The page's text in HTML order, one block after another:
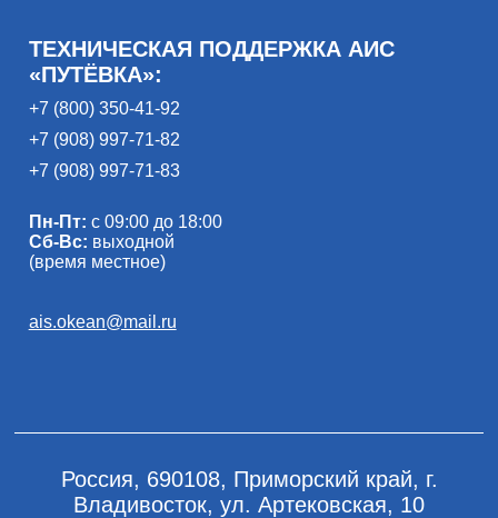
ТЕХНИЧЕСКАЯ ПОДДЕРЖКА АИС
«ПУТЁВКА»:
+7 (800) 350-41-92
+7 (908) 997-71-82
+7 (908) 997-71-83
Пн-Пт: с 09:00 до 18:00
Сб-Вс: выходной
(время местное)
ais.okean@mail.ru
Россия, 690108, Приморский край, г.
Владивосток, ул. Артековская, 10